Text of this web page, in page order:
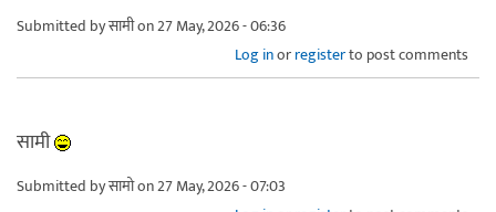
Submitted byसामीon 27 May, 2026 - 06:36
Log inorregisterto post comments
सामी
Submitted byसामोon 27 May, 2026 - 07:03